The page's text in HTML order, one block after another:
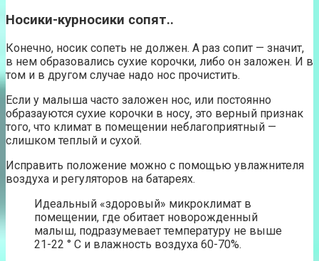
Носики-курносики сопят..
Конечно, носик сопеть не должен. А раз сопит — значит,
в нем образовались сухие корочки, либо он заложен. И в
том и в другом случае надо нос прочистить.
Если у малыша часто заложен нос, или постоянно
образауются сухие корочки в носу, это верный признак
того, что климат в помещении неблагоприятный —
слишком теплый и сухой.
Исправить положение можно с помощью увлажнителя
воздуха и регуляторов на батареях.
Идеальный «здоровый» микроклимат в
помещении, где обитает новорожденный
малыш, подразумевает температуру не выше
21-22 ° С и влажность воздуха 60-70%.